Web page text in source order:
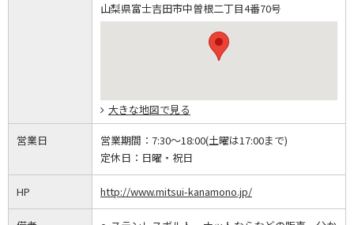
山梨県富士吉田市中曽根二丁目4番70号
大きな地図で見る
営業日 営業期間： 7:30～18:00(土曜は17:00まで)
定休日： 日曜・祝日
HP http://www.mitsui-kanamono.jp/